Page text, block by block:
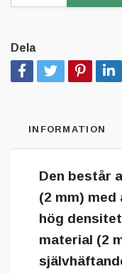
Dela
INFORMATION
Den består
(2 mm)
hög
material (2